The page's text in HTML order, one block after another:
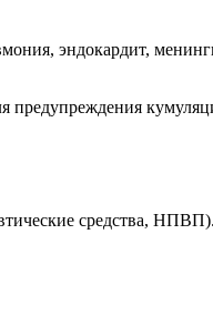
эндокардит,
средства, НПВП).